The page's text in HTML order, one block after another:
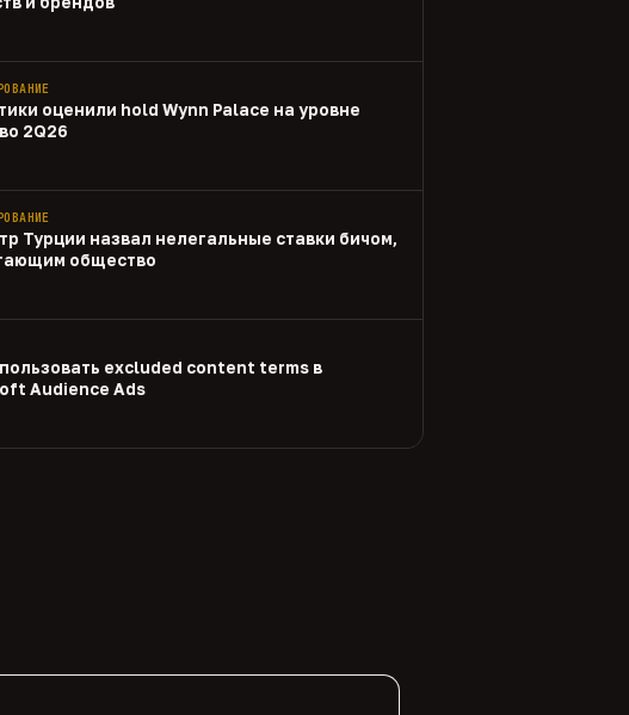
оценили hold Wynn Palace на уровне
2Q26
Турции назвал нелегальные ставки бичом,
общество
excluded content terms в
Audience Ads